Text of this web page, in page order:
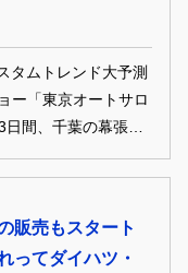
タムトレンド大予測
ー「東京オートサロ
間、千葉の幕張メ
前年以上に大盛況!
的2025年の最新カ
販売もスタート
ってダイハツ・